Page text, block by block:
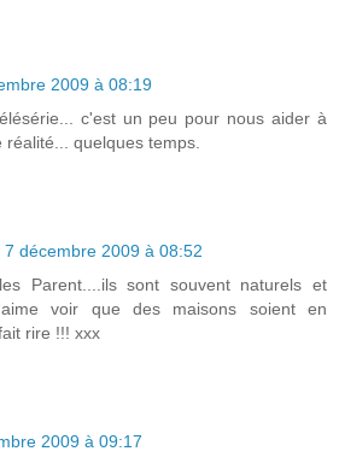
2009 à 08:19
c'est un peu pour nous aider à
quelques temps.
7 décembre 2009 à 08:52
Parent....ils sont souvent naturels et
voir que des maisons soient en
rire !!! xxx
2009 à 09:17